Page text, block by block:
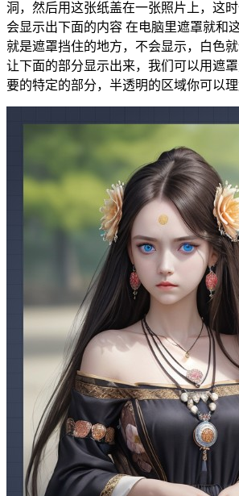
洞，然后用这张纸盖在一张照片上，这
会显示出下面的内容 在电脑里遮罩就和
就是遮罩挡住的地方，不会显示，白色
让下面的部分显示出来，我们可以用遮
要的特定的部分，半透明的区域你可以理